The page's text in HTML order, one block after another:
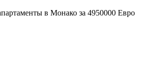
в Монако за 4950000 Евро